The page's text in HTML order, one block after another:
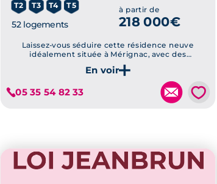
Je découvre ce programme
T2 T3 T4 T5
52 logements
à partir de
218 000€
Laissez-vous séduire cette résidence neuve
idéalement située à Mérignac, avec des
appartements du T2 au T5.
05 35 54 82 33 💗